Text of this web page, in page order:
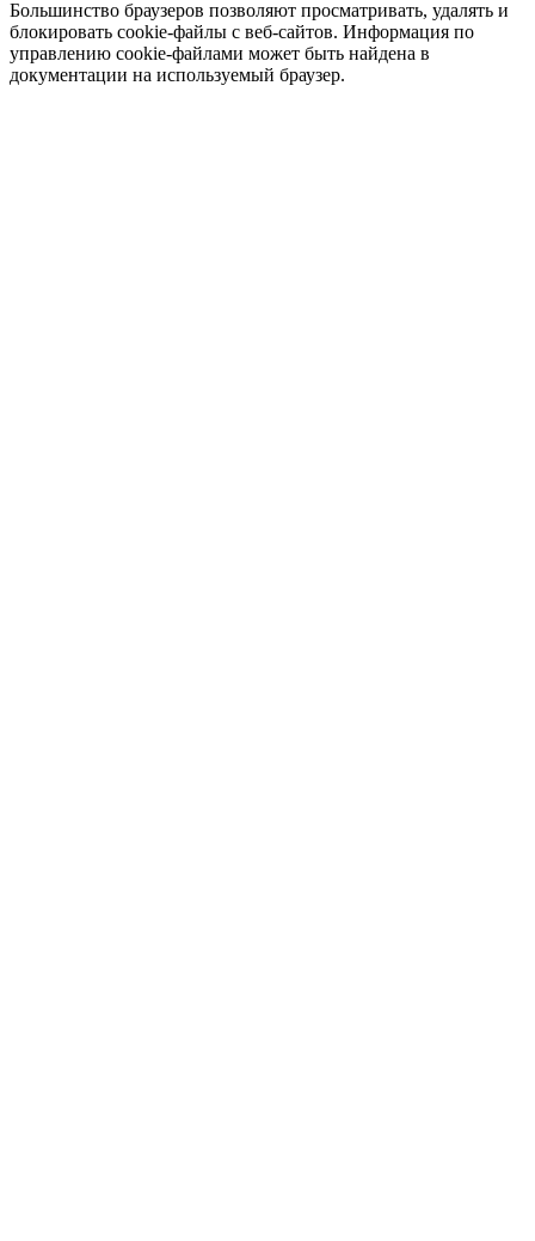
Большинство браузеров позволяют просматривать, удалять и
блокировать cookie-файлы c веб-сайтов. Информация по
управлению cookie-файлами может быть найдена в
документации на используемый браузер.